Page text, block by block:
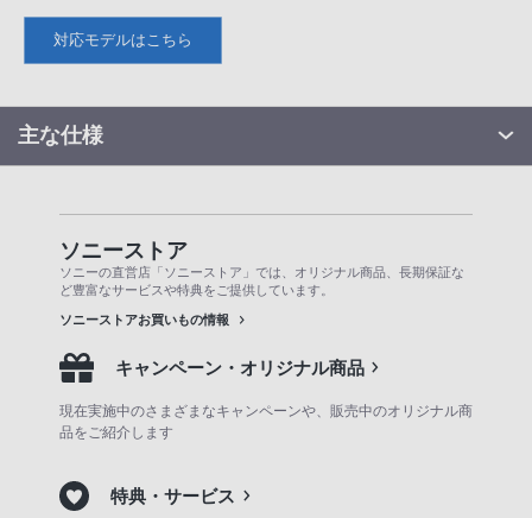
対応モデルはこちら
主な仕様
ソニーストア
ソニーの直営店「ソニーストア」では、オリジナル商品、長期保証な
ど豊富なサービスや特典をご提供しています。
ソニーストアお買いもの情報
キャンペーン・オリジナル商品
現在実施中のさまざまなキャンペーンや、販売中のオリジナル商
品をご紹介します
特典・サービス